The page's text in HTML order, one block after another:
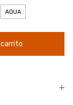
AQUA